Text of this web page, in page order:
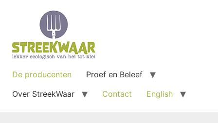
De producenten
Proef en Beleef
Over StreekWaar
Contact English